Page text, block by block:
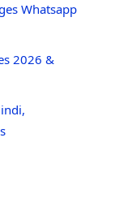
Whatsapp
2026 &